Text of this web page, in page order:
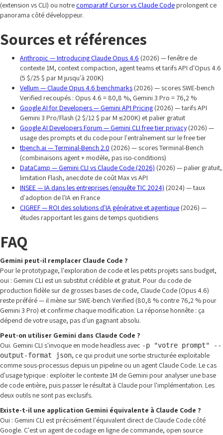
(extension vs CLI) ou notre comparatif Cursor vs Claude Code prolongent ce
panorama côté développeur.
Sources et références
Anthropic — Introducing Claude Opus 4.6 (2026) — fenêtre de
contexte 1M, context compaction, agent teams et tarifs API d'Opus 4.6
(5 $/25 $ par M jusqu'à 200K)
Vellum — Claude Opus 4.6 benchmarks (2026) — scores SWE-bench
Verified recoupés : Opus 4.6 = 80,8 %, Gemini 3 Pro = 76,2 %
Google AI for Developers — Gemini API Pricing (2026) — tarifs API
Gemini 3 Pro/Flash (2 $/12 $ par M ≤200K) et palier gratuit
Google AI Developers Forum — Gemini CLI free tier privacy(2026) —
usage des prompts et du code pour l'entraînement sur le free tier
tbench.ai — Terminal-Bench 2.0 (2026) — scores Terminal-Bench
(combinaisons agent + modèle, pas iso-conditions)
DataCamp — Gemini CLI vs Claude Code (2026) (2026) — palier gratuit,
limitation Flash, anecdote de coût Max vs API
INSEE — IA dans les entreprises (enquête TIC 2024) (2024) — taux
d'adoption de l'IA en France
CIGREF — ROI des solutions d'IA générative et agentique (2026) —
études rapportant les gains de temps quotidiens
FAQ
Gemini peut-il remplacer Claude Code ?
Pour le prototypage, l'exploration de code et les petits projets sans budget,
oui : Gemini CLI est un substitut crédible et gratuit. Pour du code de
production fidèle sur de grosses bases de code, Claude Code (Opus 4.6)
reste préféré — il mène sur SWE-bench Verified (80,8 % contre 76,2 % pour
Gemini 3 Pro) et confirme chaque modification. La réponse honnête : ça
dépend de votre usage, pas d'un gagnant absolu.
Peut-on utiliser Gemini dans Claude Code ?
Oui. Gemini CLI s'invoque en mode headless avec -p "votre prompt" --
output-format json, ce qui produit une sortie structurée exploitable
comme sous-processus depuis un pipeline ou un agent Claude Code. Le cas
d'usage typique : exploiter le contexte 1M de Gemini pour analyser une base
de code entière, puis passer le résultat à Claude pour l'implémentation. Les
deux outils ne sont pas exclusifs.
Existe-t-il une application Gemini équivalente à Claude Code ?
Oui : Gemini CLI est précisément l'équivalent direct de Claude Code côté
Google. C'est un agent de codage en ligne de commande, open source